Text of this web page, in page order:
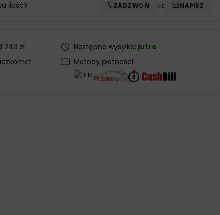
ilość? ZADZWOŃ lub NAPISZ
zł
Następna wysyłka: jutro
Metody płatności